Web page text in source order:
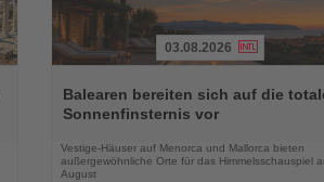
Sie
die
03.08.2026
Balearen bereiten sich auf die
Sonnenfinsternis vor
Vestige-Häuser auf Menorca und Mallorca bieten
außergewöhnliche Orte für das Himmelsschauspiel
August